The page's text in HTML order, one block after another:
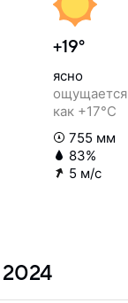
+19°
ясно
ощущается
как +17°C
755 мм
83%
5 м/с
2024